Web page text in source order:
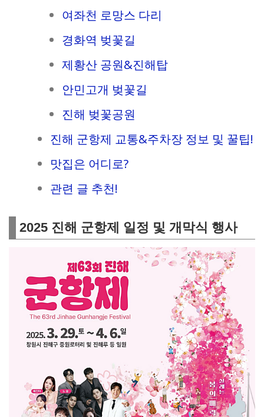
여좌천 로망스 다리
경화역 벚꽃길
제황산 공원&진해탑
안민고개 벚꽃길
진해 벚꽃공원
진해 군항제 교통&주차장 정보 및 꿀팁!
맛집은 어디로?
관련 글 추천!
2025 진해 군항제 일정 및 개막식 행사